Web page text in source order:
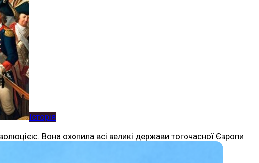
Історія
Вона охопила всі великі держави тогочасної Європи